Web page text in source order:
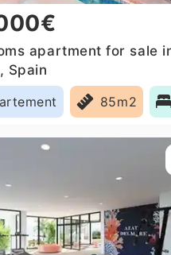
apartment for sale
Spain
85m2